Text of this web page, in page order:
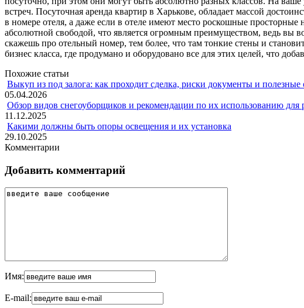
встреч. Посуточная аренда квартир в Харькове, обладает массой
в номере отеля, а даже если в отеле имеют место роскошные
абсолютной свободой, что является огромным преимуществом, ведь вы
скажешь про отельный номер, тем более, что там тонкие стены и
бизнес класса, где продумано и оборудовано все для этих целей, что
Похожие статьи
Выкуп из под залога: как проходит сделка, риски документы и полезные
05.04.2026
Обзор видов снегоуборщиков и рекомендации по их использованию для
11.12.2025
Какими должны быть опоры освещения и их установка
29.10.2025
Комментарии
Добавить комментарий
Имя:
E-mail: